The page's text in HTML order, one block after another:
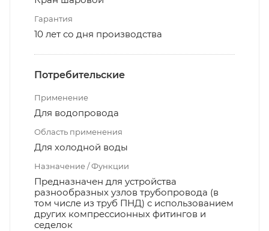
Гарантия
10 лет со дня производства
Потребительские
Применение
Для водопровода
Область применения
Для холодной воды
Назначение / Функции
Предназначен для устройства
разнообразных узлов трубопровода (в
том числе из труб ПНД) с использованием
других компрессионных фитингов и
седелок